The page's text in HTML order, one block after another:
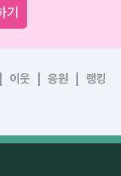
이웃 응원 랭킹